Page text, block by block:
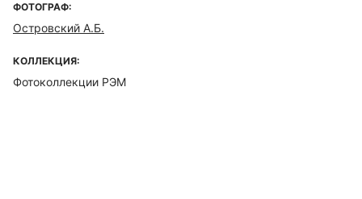
ФОТОГРАФ:
Островский А.Б.
КОЛЛЕКЦИЯ:
Фотоколлекции РЭМ